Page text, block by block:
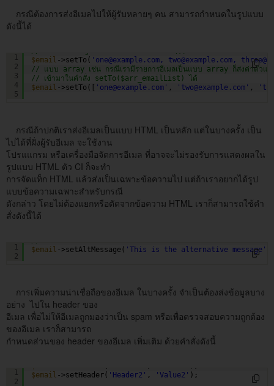
กรณีต้องการส่งอีเมลไปให้ผู้รับหลายๆ คน สามารถกำหนดในรูปแบบ
ดังนี้ได้
1
2
3
4
5
$email ->setTo( 'one@example.com, two@example.com,
// แบบ array เช่น กรณีเรามีรายการอีเมลเป็นแบบ array ก็ส่งค่าตัว
// เข้ามาในคำสั่ง setTo($arr_emailList) ได้
$email ->setTo([ 'one@example.com' , 'two@example.com' ,
กรณีถ้าปกติเราส่งอีเมลเป็นแบบ HTML เป็นหลัก แต่ในบางครั้ง เป็น
ไปได้ที่ฝั่งผู้รับอีเมล จะใช้งาน
โปรแแกรม หรือเครื่องมือจัดการอีเมล ที่อาจจะไม่รองรับการแสดงผลใน
รูปแบบ HTML ตัว CI ก็จะทำ
การจัดแท็ก HTML แล้วส่งเป็นเฉพาะข้อความไป แต่ถ้าเราอยากได้รูป
แบบข้อความเฉพาะสำหรับกรณี
ดังกล่าว โดยไม่ต้องแยกหรือตัดจากข้อความ HTML เราก็สามารถใช้คำ
สั่งดังนี้ได้
1
2
$email ->setAltMessage( 'This is the alternative message'
การเพิ่มความน่าเชื่อถือของอีเมล ในบางครั้ง จำเป็นต้องส่งข้อมูลบาง
อย่าง ไปใน header ของ
อีเมล เพื่อไม่ให้อีเมลถูกมองว่าเป็น spam หรือเพื่อตรวจสอบความถูกต้อง
ของอีเมล เราก็สามารถ
กำหนดส่วนของ header ของอีเมล เพิ่มเติม ด้วยคำสั่งดังนี้
1
2
$email ->setHeader( 'Header2' , 'Value2' );